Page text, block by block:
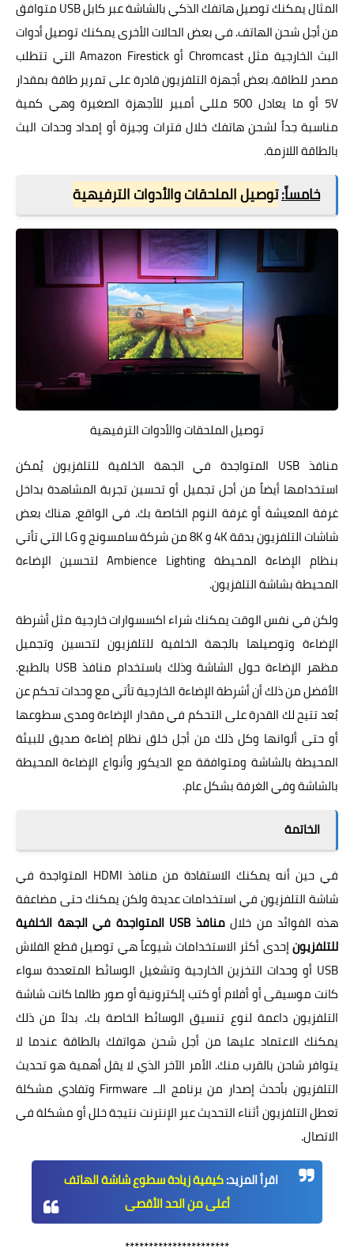
المثال يمكنك توصيل هاتفك الذكي بالشاشة عبر كابل USB متوافق
من أجل شحن الهاتف. في بعض الحالات الأخرى يمكنك توصيل أدوات
البث الخارجية مثل Chromcast أو Amazon Firestick التي تتطلب
مصدر للطاقة. بعض أجهزة التلفزيون قادرة على تمرير طاقة بمقدار
5V أو ما يعادل 500 مللي أمبير للأجهزة الصغيرة وهي كمية
مناسبة جداً لشحن هاتفك خلال فترات وجيزة أو إمداد وحدات البث
بالطاقة اللازمة.
خامساً:توصيل الملحقات والأدوات الترفيهية
توصيل الملحقات والأدوات الترفيهية
منافذ USB المتواجدة في الجهة الخلفية للتلفزيون يُمكن
استخدامها أيضاً من أجل تجميل أو تحسين تجربة المشاهدة بداخل
غرفة المعيشة أو غرفة النوم الخاصة بك. في الواقع، هناك بعض
شاشات التلفزيون بدقة 4K و 8K من شركة سامسونج و LG التي تأتي
بنظام الإضاءة المحيطة Ambience Lighting لتحسين الإضاءة
المحيطة بشاشة التلفزيون.
ولكن في نفس الوقت يمكنك شراء اكسسوارات خارجية مثل أشرطة
الإضاءة وتوصيلها بالجهة الخلفية للتلفزيون لتحسين وتجميل
مظهر الإضاءة حول الشاشة وذلك باستخدام منافذ USB بالطبع.
الأفضل من ذلك أن أشرطة الإضاءة الخارجية تأتي مع وحدات تحكم عن
بُعد تتيح لك القدرة على التحكم في مقدار الإضاءة ومدى سطوعها
أو حتى ألوانها وكل ذلك من أجل خلق نظام إضاءة صديق للبيئة
المحيطة بالشاشة ومتوافقة مع الديكور وأنواع الإضاءة المحيطة
بالشاشة وفي الغرفة بشكل عام.
الخاتمة
في حين أنه يمكنك الاستفادة من منافذ HDMI المتواجدة في
شاشة التلفزيون في استخدامات عديدة ولكن يمكنك حتى مضاعفة
هذه الفوائد من خلال
منافذ USB المتواجدة في الجهة الخلفية
للتلفزيونإحدى أكثر الاستخدامات شيوعاً هي توصيل قطع الفلاش
USB أو وحدات التخزين الخارجية وتشغيل الوسائط المتعددة سواء
كانت موسيقى أو أفلام أو كتب إلكترونية أو صور طالما كانت شاشة
التلفزيون داعمة لنوع تنسيق الوسائط الخاصة بك. بدلاً من ذلك
يمكنك الاعتماد عليها من أجل شحن هواتفك بالطاقة عندما لا
يتوافر شاحن بالقرب منك. الأمر الآخر الذي لا يقل أهمية هو تحديث
التلفزيون بأحدث إصدار من برنامج الــ Firmware وتفادي مشكلة
تعطل التلفزيون أثناء التحديث عبر الإنترنت نتيجة خلل أو مشكلة في
الاتصال.
اقرأ المزيد:كيفية زيادة سطوع شاشة الهاتف
أعلى من الحد الأقصى
**********************